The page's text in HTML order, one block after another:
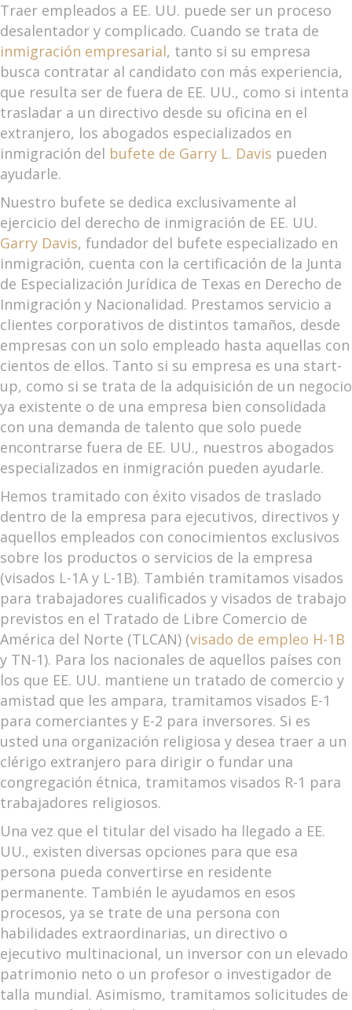
Traer empleados a EE. UU. puede ser un proceso
desalentador y complicado. Cuando se trata de
inmigración empresarial, tanto si su empresa
busca contratar al candidato con más experiencia,
que resulta ser de fuera de EE. UU., como si intenta
trasladar a un directivo desde su oficina en el
extranjero, los abogados especializados en
inmigración del bufete de Garry L. Davis pueden
ayudarle.
Nuestro bufete se dedica exclusivamente al
ejercicio del derecho de inmigración de EE. UU.
Garry Davis, fundador del bufete especializado en
inmigración, cuenta con la certificación de la Junta
de Especialización Jurídica de Texas en Derecho de
Inmigración y Nacionalidad. Prestamos servicio a
clientes corporativos de distintos tamaños, desde
empresas con un solo empleado hasta aquellas con
cientos de ellos. Tanto si su empresa es una start-
up, como si se trata de la adquisición de un negocio
ya existente o de una empresa bien consolidada
con una demanda de talento que solo puede
encontrarse fuera de EE. UU., nuestros abogados
especializados en inmigración pueden ayudarle.
Hemos tramitado con éxito visados de traslado
dentro de la empresa para ejecutivos, directivos y
aquellos empleados con conocimientos exclusivos
sobre los productos o servicios de la empresa
(visados L-1A y L-1B). También tramitamos visados
para trabajadores cualificados y visados de trabajo
previstos en el Tratado de Libre Comercio de
América del Norte (TLCAN) (visado de empleo H-1B
y TN-1). Para los nacionales de aquellos países con
los que EE. UU. mantiene un tratado de comercio y
amistad que les ampara, tramitamos visados E-1
para comerciantes y E-2 para inversores. Si es
usted una organización religiosa y desea traer a un
clérigo extranjero para dirigir o fundar una
congregación étnica, tramitamos visados R-1 para
trabajadores religiosos.
Una vez que el titular del visado ha llegado a EE.
UU., existen diversas opciones para que esa
persona pueda convertirse en residente
permanente. También le ayudamos en esos
procesos, ya se trate de una persona con
habilidades extraordinarias, un directivo o
ejecutivo multinacional, un inversor con un elevado
patrimonio neto o un profesor o investigador de
talla mundial. Asimismo, tramitamos solicitudes de